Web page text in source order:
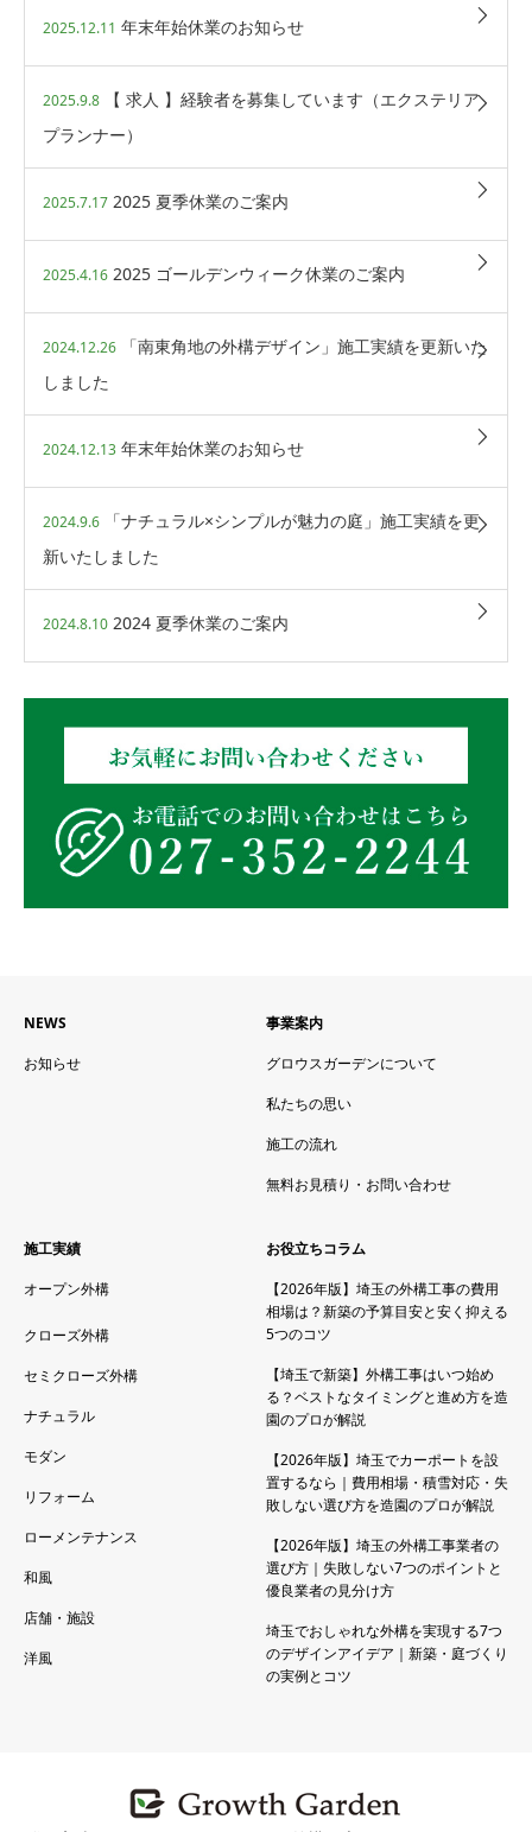
2025.12.11 年末年始休業のお知らせ
2025.9.8
【 求人 】経験者を募集しています（エクステリア
プランナー）
2025.7.17 2025 夏季休業のご案内
2025.4.16 2025 ゴールデンウィーク休業のご案内
2024.12.26
「南東角地の外構デザイン」施工実績を更新いた
しました
2024.12.13 年末年始休業のお知らせ
2024.9.6
「ナチュラル×シンプルが魅力の庭」施工実績を更
新いたしました
2024.8.10 2024 夏季休業のご案内
NEWS
お知らせ
事業案内
グロウスガーデンについて
私たちの思い
施工の流れ
無料お見積り・お問い合わせ
施工実績
オープン外構
クローズ外構
セミクローズ外構
ナチュラル
モダン
リフォーム
ローメンテナンス
和風
店舗・施設
洋風
お役立ちコラム
【2026年版】埼玉の外構工事の費用
相場は？新築の予算目安と安く抑える
5つのコツ
【埼玉で新築】外構工事はいつ始め
る？ベストなタイミングと進め方を造
園のプロが解説
【2026年版】埼玉でカーポートを設
置するなら｜費用相場・積雪対応・失
敗しない選び方を造園のプロが解説
【2026年版】埼玉の外構工事業者の
選び方｜失敗しない7つのポイントと
優良業者の見分け方
埼玉でおしゃれな外構を実現する7つ
のデザインアイデア｜新築・庭づくり
の実例とコツ